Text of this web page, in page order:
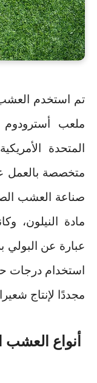
تم استخدم
ملعب
المتحدة
متخصصة بالعمل
صناعة العشب
مادة النيلون،
عبارة عن البولي
استخدام درجات
مجددًا لإنتاج
أنواع العشب